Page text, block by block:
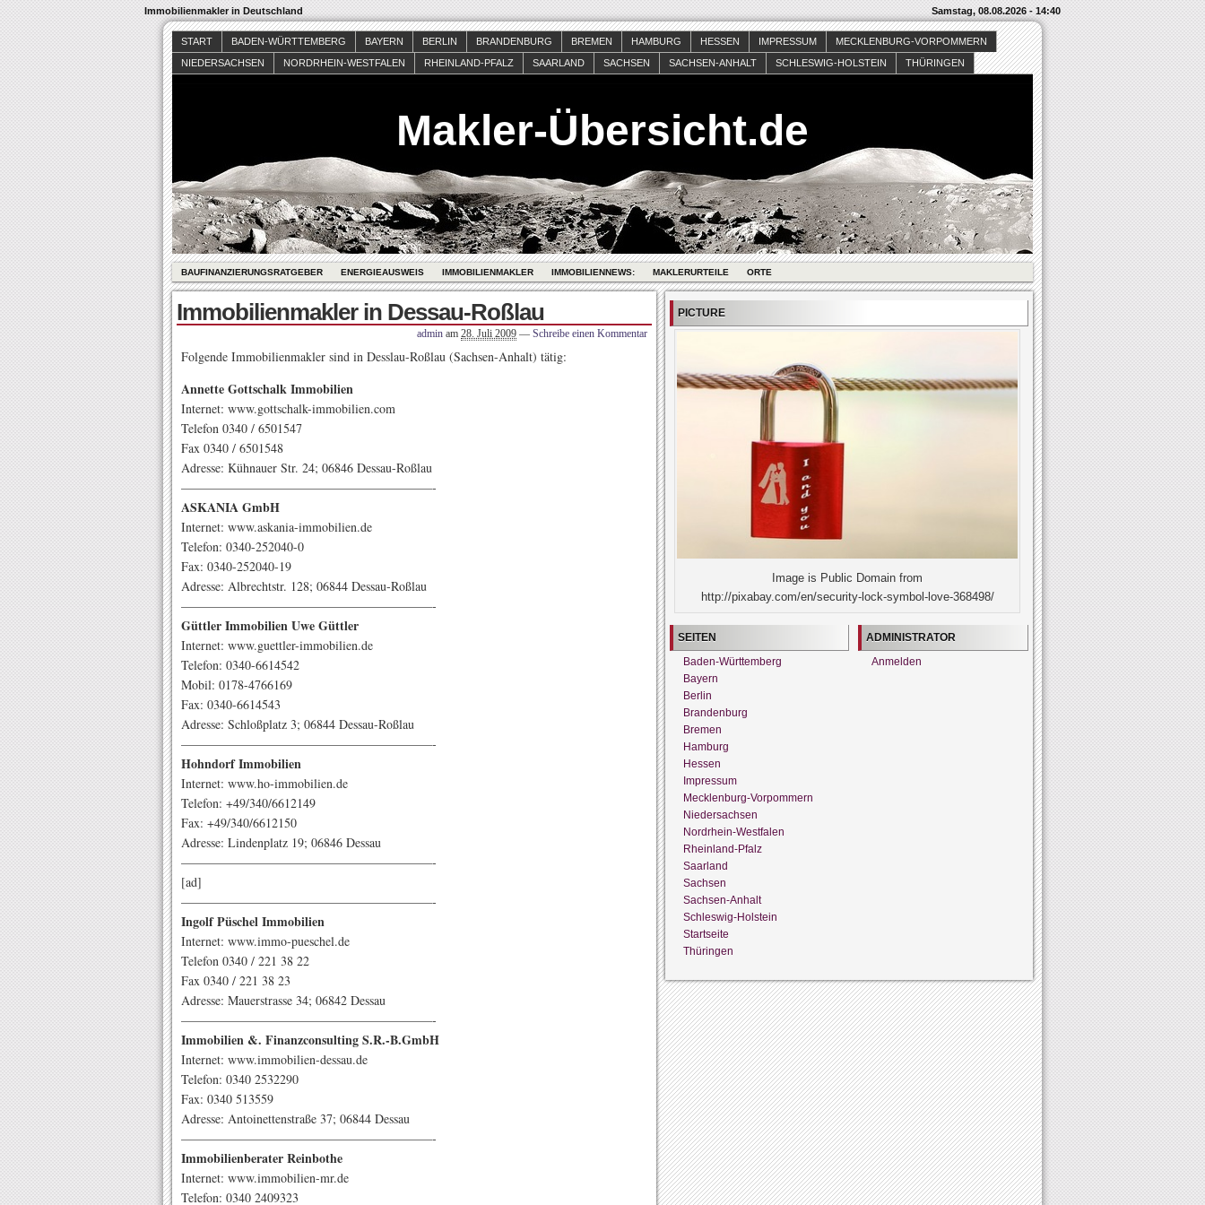
Immobilienmakler in Deutschland Samstag, 08.08.2026 - 14:40
START BADEN-WÜRTTEMBERG BAYERN BERLIN BRANDENBURG BREMEN HAMBURG HESSEN IMPRESSUM
MECKLENBURG-VORPOMMERN
NIEDERSACHSEN
NORDRHEIN-WESTFALEN RHEINLAND-PFALZ SAARLAND SACHSEN SACHSEN-ANHALT SCHLESWIG-HOLSTEIN THÜRINGEN
Makler-Übersicht.de
BAUFINANZIERUNGSRATGEBER ENERGIEAUSWEIS IMMOBILIENMAKLER IMMOBILIENNEWS: MAKLERURTEILE ORTE
Immobilienmakler in Dessau-Roßlau
admin am 28. Juli 2009 — Schreibe einen Kommentar
Folgende Immobilienmakler sind in Desslau-Roßlau (Sachsen-Anhalt) tätig:
Annette Gottschalk Immobilien
Internet: www.gottschalk-immobilien.com
Telefon 0340 / 6501547
Fax 0340 / 6501548
Adresse: Kühnauer Str. 24; 06846 Dessau-Roßlau
————————————————————-
ASKANIA GmbH
Internet: www.askania-immobilien.de
Telefon: 0340-252040-0
Fax: 0340-252040-19
Adresse: Albrechtstr. 128; 06844 Dessau-Roßlau
————————————————————-
Güttler Immobilien Uwe Güttler
Internet: www.guettler-immobilien.de
Telefon: 0340-6614542
Mobil: 0178-4766169
Fax: 0340-6614543
Adresse: Schloßplatz 3; 06844 Dessau-Roßlau
————————————————————-
Hohndorf Immobilien
Internet: www.ho-immobilien.de
Telefon: +49/340/6612149
Fax: +49/340/6612150
Adresse: Lindenplatz 19; 06846 Dessau
————————————————————-
[ad]
————————————————————-
Ingolf Püschel Immobilien
Internet: www.immo-pueschel.de
Telefon 0340 / 221 38 22
Fax 0340 / 221 38 23
Adresse: Mauerstrasse 34; 06842 Dessau
————————————————————-
Immobilien &. Finanzconsulting S.R.-B.GmbH
Internet: www.immobilien-dessau.de
Telefon: 0340 2532290
Fax: 0340 513559
Adresse: Antoinettenstraße 37; 06844 Dessau
————————————————————-
Immobilienberater Reinbothe
Internet: www.immobilien-mr.de
Telefon: 0340 2409323
PICTURE
Image is Public Domain from
http://pixabay.com/en/security-lock-symbol-love-368498/
SEITEN
Baden-Württemberg
Bayern
Berlin
Brandenburg
Bremen
Hamburg
Hessen
Impressum
Mecklenburg-Vorpommern
Niedersachsen
Nordrhein-Westfalen
Rheinland-Pfalz
Saarland
Sachsen
Sachsen-Anhalt
Schleswig-Holstein
Startseite
Thüringen
ADMINISTRATOR
Anmelden